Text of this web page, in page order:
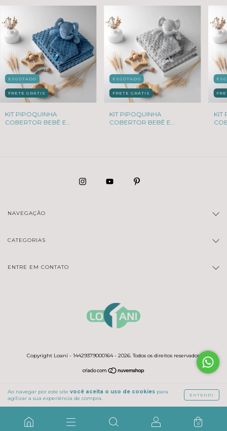
Ao navegar por este site você aceita o uso de cookies para
agilizar a sua experiência de compra.
ENTENDI
0
ESGOTADO
FRETE GRÁTIS
KIT PIPOQUINHA
COBERTOR BEBÊ E
ESGOTADO
FRETE GRÁTIS
KIT PIPOQUINHA
COBERTOR BEBÊ E
KIT
NAVEGAÇÃO
CATEGORIAS
ENTRE EM CONTATO
Copyright Loaní - 14429379000164 - 2026. Todos os direitos reservados.